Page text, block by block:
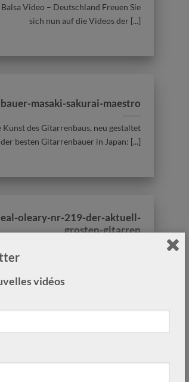
Video – Deutschland Freuen Sie
sich nun auf die Videos der [...]
masaki-sakurai-maestro
des Gitarrenbaus, neu gestaltet
besten Gitarrenbauer in Japan: [...]
oleary-nr-219-der-aktuell-
grosten-gitarren
219 : der aktuell größten Gitarren
Doubletop Nr. 93
Meistergitarre
vidéos